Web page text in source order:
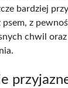
bardziej
psem, z
chwil